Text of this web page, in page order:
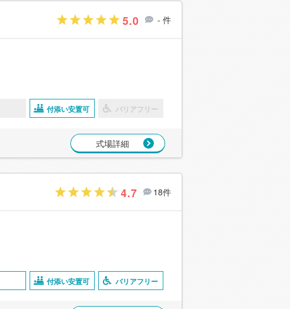
5.0 - 件
付添い安置可 バリアフリー
式場詳細
4.7 18件
付添い安置可 バリアフリー